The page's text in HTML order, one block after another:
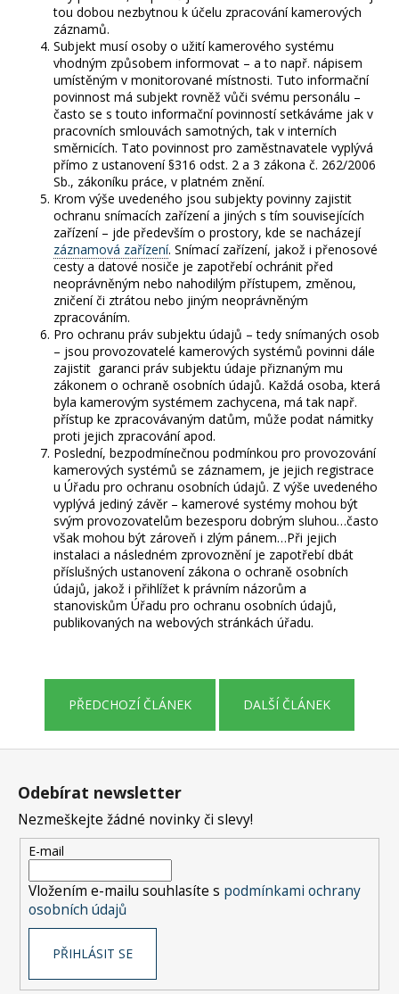
tou dobou nezbytnou k účelu zpracování kamerových
záznamů.
Subjekt musí osoby o užití kamerového systému
vhodným způsobem informovat – a to např. nápisem
umístěným v monitorované místnosti. Tuto informační
povinnost má subjekt rovněž vůči svému personálu –
často se s touto informační povinností setkáváme jak v
pracovních smlouvách samotných, tak v interních
směrnicích. Tato povinnost pro zaměstnavatele vyplývá
přímo z ustanovení §316 odst. 2 a 3 zákona č. 262/2006
Sb., zákoníku práce, v platném znění.
Krom výše uvedeného jsou subjekty povinny zajistit
ochranu snímacích zařízení a jiných s tím souvisejících
zařízení – jde především o prostory, kde se nacházejí
záznamová zařízení. Snímací zařízení, jakož i přenosové
cesty a datové nosiče je zapotřebí ochránit před
neoprávněným nebo nahodilým přístupem, změnou,
zničení či ztrátou nebo jiným neoprávněným
zpracováním.
Pro ochranu práv subjektu údajů – tedy snímaných osob
– jsou provozovatelé kamerových systémů povinni dále
zajistit garanci práv subjektu údaje přiznaným mu
zákonem o ochraně osobních údajů. Každá osoba, která
byla kamerovým systémem zachycena, má tak např.
přístup ke zpracovávaným datům, může podat námitky
proti jejich zpracování apod.
Poslední, bezpodmínečnou podmínkou pro provozování
kamerových systémů se záznamem, je jejich registrace
u Úřadu pro ochranu osobních údajů. Z výše uvedeného
vyplývá jediný závěr – kamerové systémy mohou být
svým provozovatelům bezesporu dobrým sluhou…často
však mohou být zároveň i zlým pánem…Při jejich
instalaci a následném zprovoznění je zapotřebí dbát
příslušných ustanovení zákona o ochraně osobních
údajů, jakož i přihlížet k právním názorům a
stanoviskům Úřadu pro ochranu osobních údajů,
publikovaných na webových stránkách úřadu.
PŘEDCHOZÍ ČLÁNEK DALŠÍ ČLÁNEK
Z
Odebírat newsletter
Nezmeškejte žádné novinky či slevy!
E-mail
Vložením e-mailu souhlasíte s podmínkami ochrany
osobních údajů
PŘIHLÁSIT SE